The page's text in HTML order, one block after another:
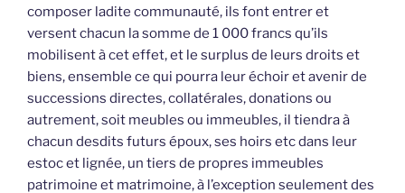
composer ladite communauté, ils font entrer et
versent chacun la somme de 1 000 francs qu’ils
mobilisent à cet effet, et le surplus de leurs droits et
biens, ensemble ce qui pourra leur échoir et avenir de
successions directes, collatérales, donations ou
autrement, soit meubles ou immeubles, il tiendra à
chacun desdits futurs époux, ses hoirs etc dans leur
estoc et lignée, un tiers de propres immeubles
patrimoine et matrimoine, à l’exception seulement des